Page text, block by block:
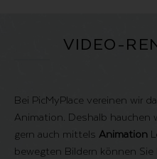
VIDEO-
Bei PicMyPlace vereinen wir
Animation. Deshalb hauchen
gern auch mittels Animation
bewegten Bildern können